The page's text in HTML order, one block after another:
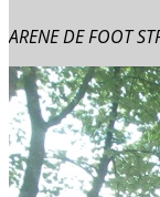
ARENE DE FOOT